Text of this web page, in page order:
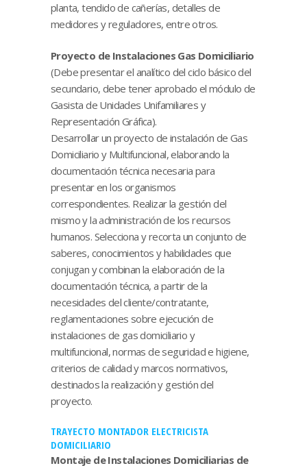
planta, tendido de cañerías, detalles de
medidores y reguladores, entre otros.
Proyecto de Instalaciones Gas Domiciliario
(Debe presentar el analítico del ciclo básico del
secundario, debe tener aprobado el módulo de
Gasista de Unidades Unifamiliares y
Representación Gráfica).
Desarrollar un proyecto de instalación de Gas
Domiciliario y Multifuncional, elaborando la
documentación técnica necesaria para
presentar en los organismos
correspondientes. Realizar la gestión del
mismo y la administración de los recursos
humanos. Selecciona y recorta un conjunto de
saberes, conocimientos y habilidades que
conjugan y combinan la elaboración de la
documentación técnica, a partir de la
necesidades del cliente/contratante,
reglamentaciones sobre ejecución de
instalaciones de gas domiciliario y
multifuncional, normas de seguridad e higiene,
criterios de calidad y marcos normativos,
destinados la realización y gestión del
proyecto.
TRAYECTO MONTADOR ELECTRICISTA
DOMICILIARIO
Montaje de Instalaciones Domiciliarias de